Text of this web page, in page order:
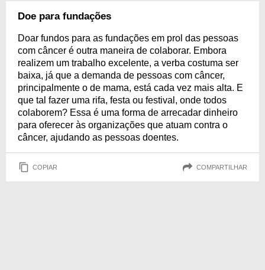
Doe para fundações
Doar fundos para as fundações em prol das pessoas
com câncer é outra maneira de colaborar. Embora
realizem um trabalho excelente, a verba costuma ser
baixa, já que a demanda de pessoas com câncer,
principalmente o de mama, está cada vez mais alta. E
que tal fazer uma rifa, festa ou festival, onde todos
colaborem? Essa é uma forma de arrecadar dinheiro
para oferecer às organizações que atuam contra o
câncer, ajudando as pessoas doentes.
COPIAR COMPARTILHAR